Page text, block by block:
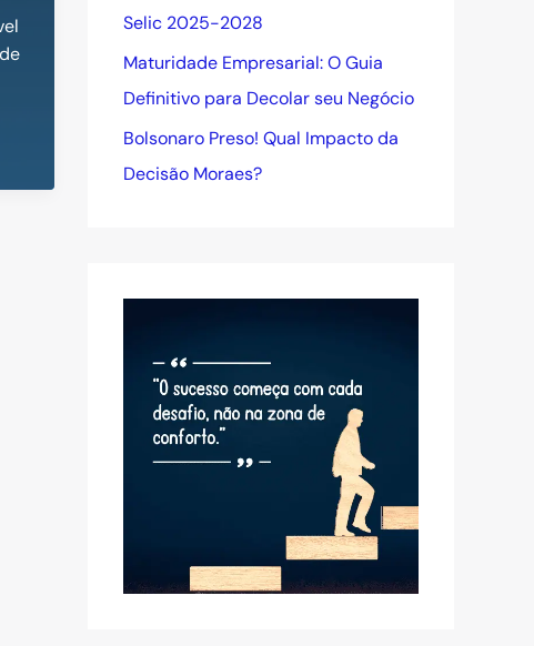
Selic 2025-2028
Maturidade Empresarial: O Guia
Definitivo para Decolar seu Negócio
Bolsonaro Preso! Qual Impacto da
Decisão Moraes?